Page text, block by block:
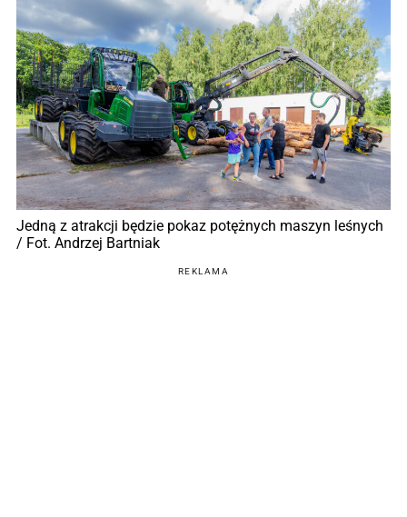
Jedną z atrakcji będzie pokaz potężnych maszyn leśnych
/ Fot. Andrzej Bartniak
REKLAMA